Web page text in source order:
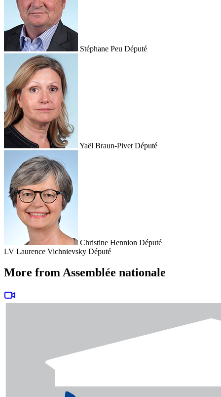
Stéphane Peu Député
Yaël Braun-Pivet Député
Christine Hennion Député
LV Laurence Vichnievsky Député
More from Assemblée nationale